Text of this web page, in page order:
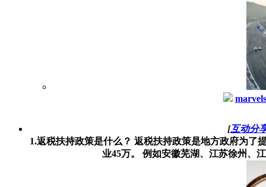
[互动分
1.返税扶持政策是什么？ 返税扶持政策是地方政府为了
业45万。 例如安徽芜湖、江苏徐州、